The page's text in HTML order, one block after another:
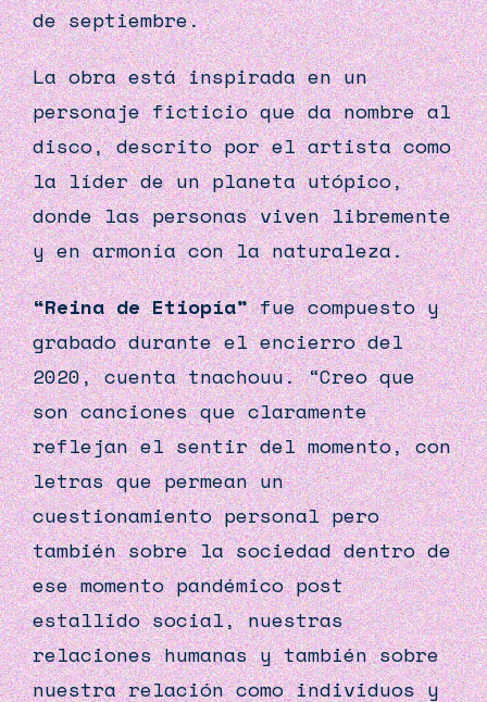
de septiembre.
La obra está inspirada en un
personaje ficticio que da nombre al
disco, descrito por el artista como
la líder de un planeta utópico,
donde las personas viven libremente
y en armonía con la naturaleza.
“Reina de Etiopía”fue compuesto y
grabado durante el encierro del
2020, cuenta tnachouu. “Creo que
son canciones que claramente
reflejan el sentir del momento, con
letras que permean un
cuestionamiento personal pero
también sobre la sociedad dentro de
ese momento pandémico post
estallido social, nuestras
relaciones humanas y también sobre
nuestra relación como individuos y